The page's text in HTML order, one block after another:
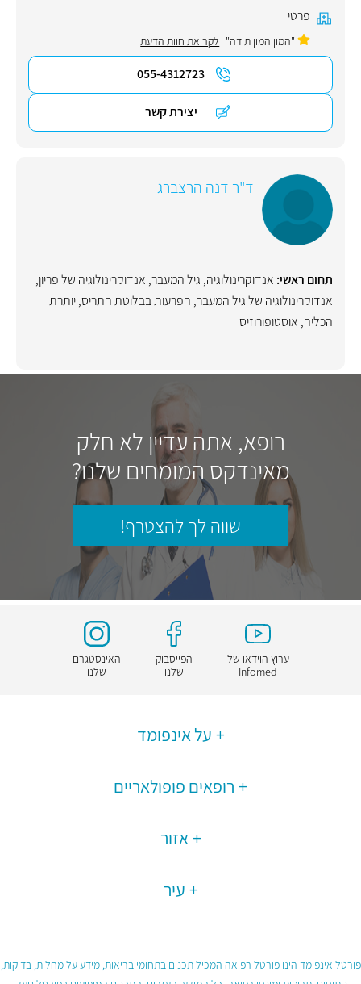
פרטי
"המון המון תודה" לקריאת חוות הדעת
055-4312723
יצירת קשר
ד"ר דנה הרצברג
תחום ראשי: אנדוקרינולוגיה, גיל המעבר, אנדוקרינולוגיה של פריון,
אנדוקרינולוגיה של גיל המעבר, הפרעות בבלוטת התריס,יותרת
הכליה, אוסטופורוזיס
רופא, אתה עדיין לא חלק
מאינדקס המומחים שלנו?
שווה לך להצטרף!
ערוץ הוידאו של
Infomed
הפייסבוק
שלנו
האינסטגרם
שלנו
על אינפומד
רופאים פופולאריים
אזור
עיר
פורטל אינפומד הינו פורטל רפואה המכיל תכנים בתחומי בריאות, מידע על מחלות, בדיקות,